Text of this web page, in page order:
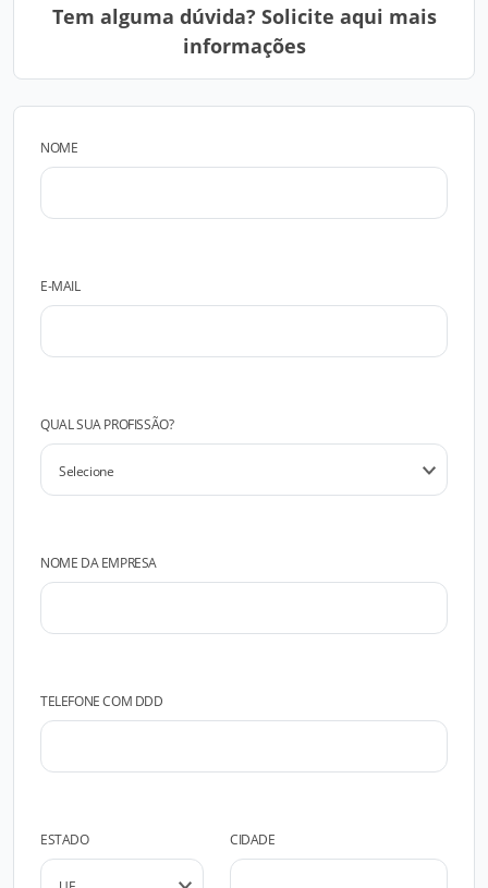
Tem alguma dúvida? Solicite aqui mais
informações
NOME
E-MAIL
QUAL SUA PROFISSÃO?
NOME DA EMPRESA
TELEFONE COM DDD
ESTADO CIDADE